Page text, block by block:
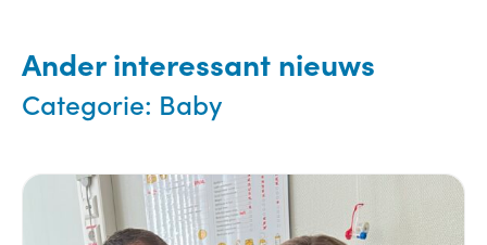
Ander interessant nieuws
Categorie: Baby